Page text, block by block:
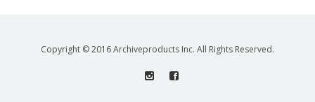
Copyright © 2016 Archiveproducts Inc. All Rights Reserved.